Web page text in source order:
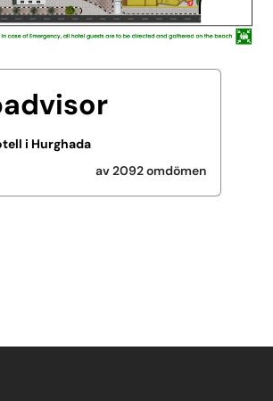
i Hurghada
av 2092 omdömen